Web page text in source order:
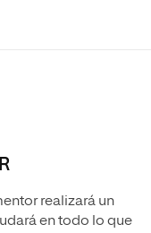
realizará un
en todo lo que